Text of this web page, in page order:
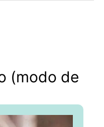
(modo de